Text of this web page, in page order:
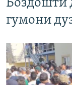
Боздошти
гумони